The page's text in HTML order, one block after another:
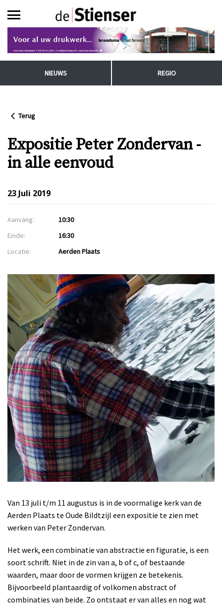
NIEUWS REGIO
Terug
Expositie Peter Zondervan -
in alle eenvoud
23 Juli 2019
Aanvang:
10:30
Einde:
16:30
Locatie:
Aerden Plaats
Van 13 juli t/m 11 augustus is in de voormalige kerk van de
Aerden Plaats te Oude Bildtzijl een expositie te zien met
werken van Peter Zondervan.
Het werk, een combinatie van abstractie en figuratie, is een
soort schrift. Niet in de zin van a, b of c, of bestaande
waarden, maar door de vormen krijgen ze betekenis.
Bijvoorbeeld plantaardig of volkomen abstract of
combinaties van beide. Zo ontstaat er van alles en nog wat